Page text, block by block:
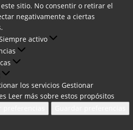
sitio. No consentir o retirar el
negativamente a ciertas
activo
los servicios Gestionar
Leer más sobre estos propósitos